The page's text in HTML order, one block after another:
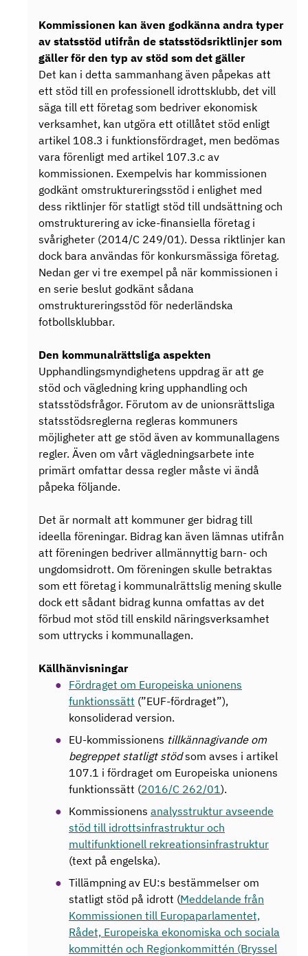
Kommissionen kan även godkänna andra typer
av statsstöd utifrån de statsstödsriktlinjer som
gäller för den typ av stöd som det gäller
Det kan i detta sammanhang även påpekas att
ett stöd till en professionell idrottsklubb, det vill
säga till ett företag som bedriver ekonomisk
verksamhet, kan utgöra ett otillåtet stöd enligt
artikel 108.3 i funktionsfördraget, men bedömas
vara förenligt med artikel 107.3.c av
kommissionen. Exempelvis har kommissionen
godkänt omstruktureringsstöd i enlighet med
dess riktlinjer för statligt stöd till undsättning och
omstrukturering av icke-finansiella företag i
svårigheter (2014/C 249/01). Dessa riktlinjer kan
dock bara användas för konkursmässiga företag.
Nedan ger vi tre exempel på när kommissionen i
en serie beslut godkänt sådana
omstruktureringsstöd för nederländska
fotbollsklubbar.
Den kommunalrättsliga aspekten
Upphandlingsmyndighetens uppdrag är att ge
stöd och vägledning kring upphandling och
statsstödsfrågor. Förutom av de unionsrättsliga
statsstödsreglerna regleras kommuners
möjligheter att ge stöd även av kommunallagens
regler. Även om vårt vägledningsarbete inte
primärt omfattar dessa regler måste vi ändå
påpeka följande.
Det är normalt att kommuner ger bidrag till
ideella föreningar. Bidrag kan även lämnas utifrån
att föreningen bedriver allmännyttig barn- och
ungdomsidrott. Om föreningen skulle betraktas
som ett företag i kommunalrättslig mening skulle
dock ett sådant bidrag kunna omfattas av det
förbud mot stöd till enskild näringsverksamhet
som uttrycks i kommunallagen.
Källhänvisningar
Fördraget om Europeiska unionens
funktionssätt (”EUF-fördraget”),
konsoliderad version.
EU-kommissionens tillkännagivande om
begreppet statligt stödsom avses i artikel
107.1 i fördraget om Europeiska unionens
funktionssätt (2016/C 262/01).
Kommissionens analysstruktur avseende
stöd till idrottsinfrastruktur och
multifunktionell rekreationsinfrastruktur
(text på engelska).
Tillämpning av EU:s bestämmelser om
statligt stöd på idrott (Meddelande från
Kommissionen till Europaparlamentet,
Rådet, Europeiska ekonomiska och sociala
kommittén och Regionkommittén (Bryssel